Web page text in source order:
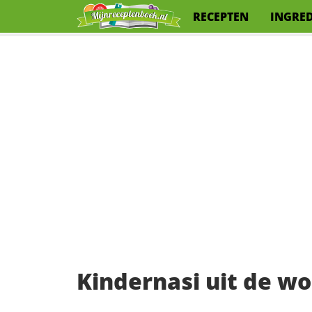
RECEPTEN
Kindernasi uit de